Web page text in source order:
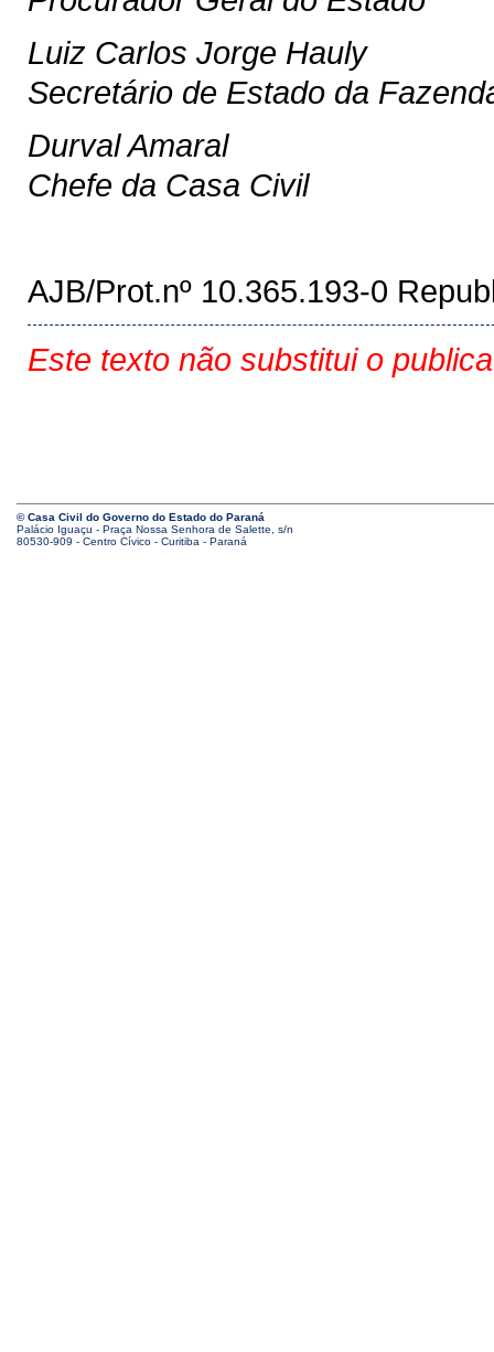
Luiz Carlos Jorge Hauly
Secretário de Estado da
Durval Amaral
Chefe da Casa Civil
AJB/Prot.nº 10.365.193-0
Este texto não substitui o
© Casa Civil do Governo do Estado do Paraná
Palácio Iguaçu - Praça Nossa Senhora de Salette, s/n
80530-909 - Centro Cívico - Curitiba - Paraná